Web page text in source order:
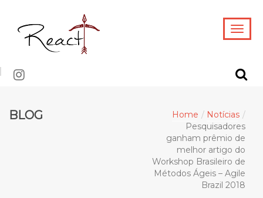
BLOG Home
Notícias
Pesquisadores
ganham prêmio de
melhor artigo do
Workshop Brasileiro de
Métodos Ágeis – Agile
Brazil 2018